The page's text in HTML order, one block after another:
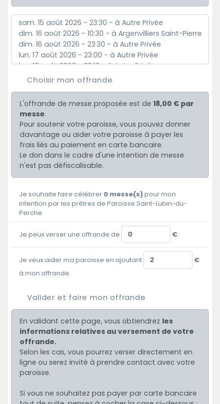
Choisir mon offrande
L'offrande de messe proposée est de18,00 € par
messe.
Pour soutenir votre paroisse, vous pouvez donner
davantage ou aider votre paroisse à payer les
frais liés au paiement en carte bancaire.
Le don dans le cadre d'une intention de messe
n'est pas défiscalisable.
Je souhaite faire célébrer 0 messe(s)pour mon
intention par les prêtres de Paroisse Saint-Lubin-du-
Perche.
Je peux verser une offrande de €
Je veux aider ma paroisse en ajoutant
€
à mon offrande.
Valider et faire mon offrande
En validant cette page, vous obtiendrez les
informations relatives au versement de votre
offrande.
Selon les cas, vous pourrez verser directement en
ligne ou serez invité à prendre contact avec votre
paroisse.
Si vous ne souhaitez pas payer par carte bancaire